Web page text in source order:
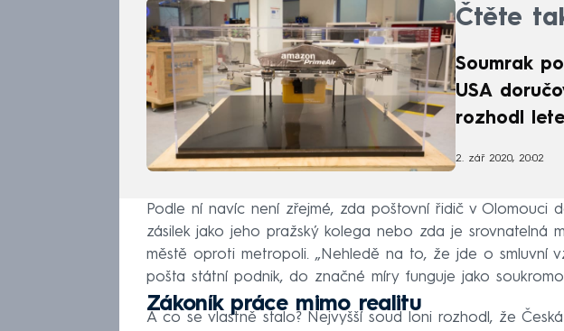
Čtěte
Soumrak
USA
rozhodl
2. zář 2020, 20:02
Podle ní navíc není zřejmé, zda poštovní řidič v Olomouci
zásilek jako jeho pražský kolega nebo zda je srovnatelná
městě oproti metropoli. „Nehledě na to, že jde o smluvní
pošta státní podnik, do značné míry funguje jako
Zákoník práce mimo realitu
A co se vlastně stalo? Nejvyšší soud loni rozhodl, že